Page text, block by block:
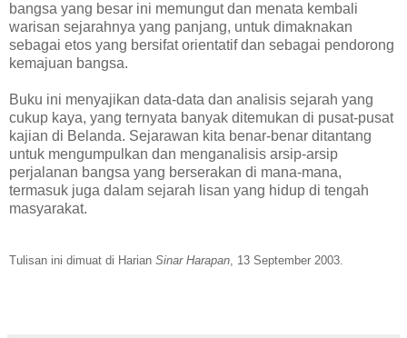
bangsa yang besar ini memungut dan menata kembali
warisan sejarahnya yang panjang, untuk dimaknakan
sebagai etos yang bersifat orientatif dan sebagai pendorong
kemajuan bangsa.
Buku ini menyajikan data-data dan analisis sejarah yang
cukup kaya, yang ternyata banyak ditemukan di pusat-pusat
kajian di Belanda. Sejarawan kita benar-benar ditantang
untuk mengumpulkan dan menganalisis arsip-arsip
perjalanan bangsa yang berserakan di mana-mana,
termasuk juga dalam sejarah lisan yang hidup di tengah
masyarakat.
Tulisan ini dimuat di Harian Sinar Harapan, 13 September 2003.